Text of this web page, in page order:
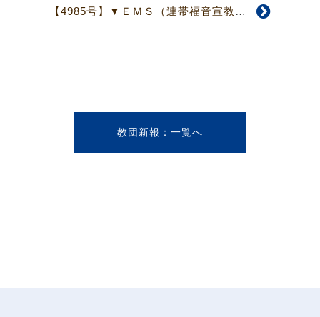
【4985号】▼ＥＭＳ（連帯福音宣教会）▲（2面）
教団新報